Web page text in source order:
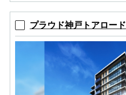
プラウド神戸トアロード